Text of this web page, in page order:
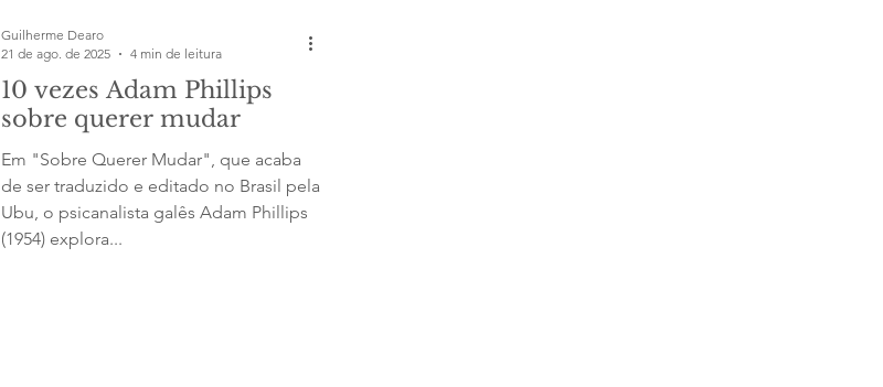
ainda, não existia. Criança, amara-o;
inquieta, isso é clássico, e achava normal
que tivesse cons
10 vezes Adam Phillips
sobre querer mudar
Em "Sobre Querer Mudar", que acaba
de ser traduzido e editado no Brasil pela
Ubu, o psicanalista galês Adam Phillips
(1954) explora...
Guilherme Dearo
21 de ago. de 2025
4 min de leitura